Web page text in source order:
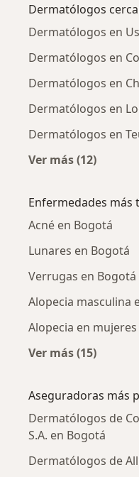
Dermatólogos
Dermatólogos en
Dermatólogos en
Dermatólogos en
Dermatólogos en
Dermatólogos en
Ver más (12)
Enfermedades más
Acné en Bogotá
Lunares en Bogotá
Verrugas en Bogotá
Alopecia masculina
Alopecia en
Ver más (15)
Aseguradoras más
Dermatólogos de
S.A. en Bogotá
Dermatólogos de